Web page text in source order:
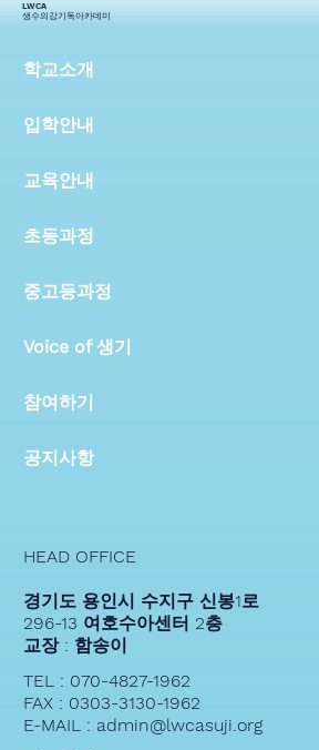
2024생기_상반기 스토리
LWCA
생수의강기독아카데미
학교소개
입학안내
교육안내
초등과정
중고등과정
Voice of 생기
참여하기
공지사항
HEAD OFFICE
경기도 용인시 수지구 신봉1로
296-13 여호수아센터 2층
교장 : 함송이
TEL : 070-4827-1962
FAX : 0303-3130-1962
E-MAIL : admin@lwcasuji.org